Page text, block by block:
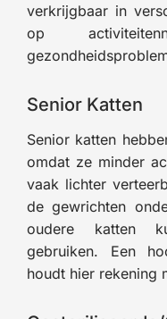
verkrijgbaar in
op
Senior Katten
Senior katten
omdat ze minder
vaak lichter
de gewrichten
oudere katten
gebruiken. Een
houdt hier rekening